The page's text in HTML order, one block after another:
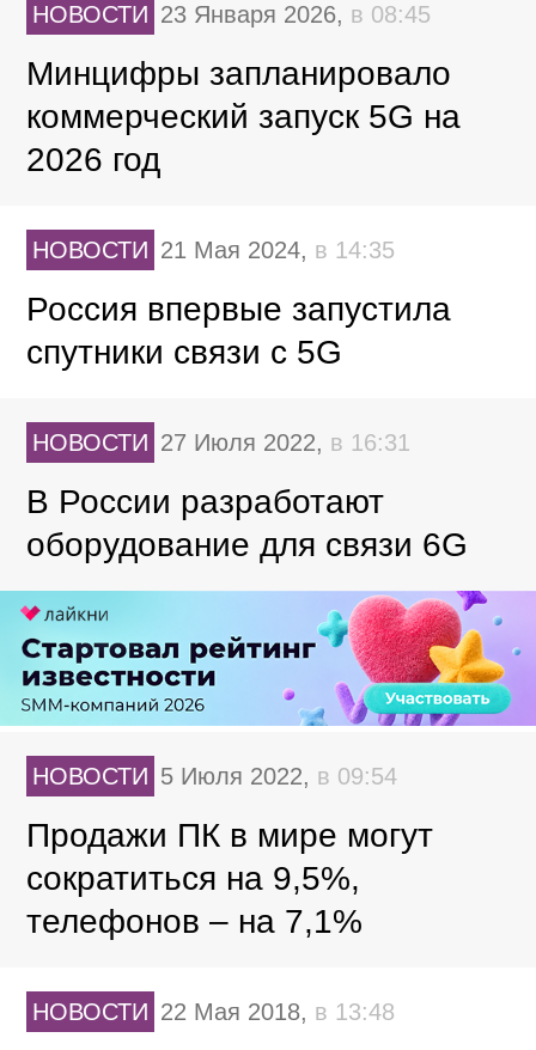
НОВОСТИ 23 Января 2026, в 08:45
Минцифры запланировало
коммерческий запуск 5G на
2026 год
НОВОСТИ 21 Мая 2024, в 14:35
Россия впервые запустила
спутники связи с 5G
НОВОСТИ 27 Июля 2022, в 16:31
В России разработают
оборудование для связи 6G
НОВОСТИ 5 Июля 2022, в 09:54
Продажи ПК в мире могут
сократиться на 9,5%,
телефонов – на 7,1%
НОВОСТИ 22 Мая 2018, в 13:48